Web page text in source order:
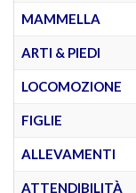
MAMMELLA
ARTI & PIEDI
LOCOMOZIONE
FIGLIE
ALLEVAMENTI
ATTENDIBILITÀ